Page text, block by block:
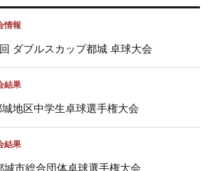
情報
ダブルスカップ都城 卓球大会
結果
城地区中学生卓球選手権大会
結果
城市総合団体卓球選手権大会